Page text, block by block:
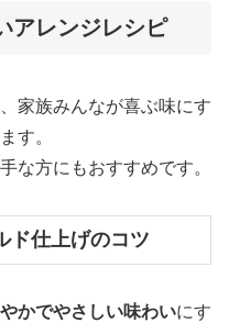
アレンジレシピ
家族みんなが喜ぶ味にす
す。
な方にもおすすめです。
ド仕上げのコツ
かでやさしい味わいにす